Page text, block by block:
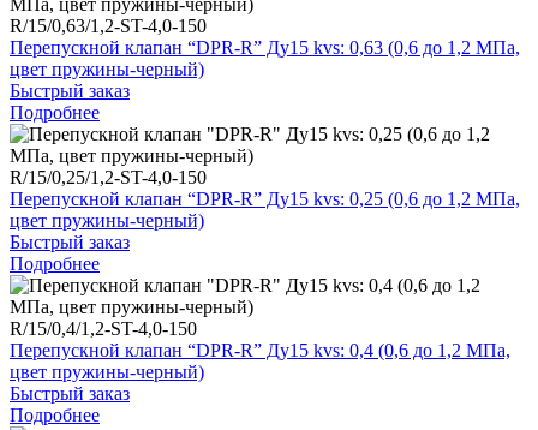
R/15/0,63/1,2-ST-4,0-150
Перепускной клапан “DPR-R” Ду15 kvs: 0,63 (0,6 до 1,2 МПа,
цвет пружины-черный)
Быстрый заказ
Подробнее
R/15/0,25/1,2-ST-4,0-150
Перепускной клапан “DPR-R” Ду15 kvs: 0,25 (0,6 до 1,2 МПа,
цвет пружины-черный)
Быстрый заказ
Подробнее
R/15/0,4/1,2-ST-4,0-150
Перепускной клапан “DPR-R” Ду15 kvs: 0,4 (0,6 до 1,2 МПа,
цвет пружины-черный)
Быстрый заказ
Подробнее